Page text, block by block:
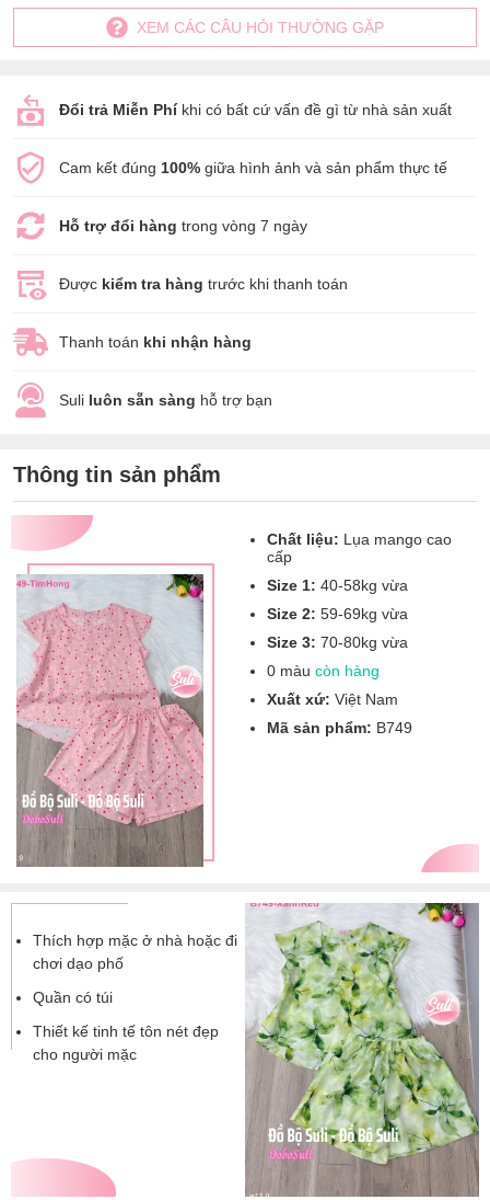
XEM CÁC CÂU HỎI THƯỜNG GẶP
Đổi trả Miễn Phíkhi có bất cứ vấn đề gì từ nhà sản xuất
Cam kết đúng 100% giữa hình ảnh và sản phẩm thực tế
Hỗ trợ đổi hàng trong vòng 7 ngày
Được kiểm tra hàng trước khi thanh toán
Thanh toán khi nhận hàng
Suli luôn sẵn sàng hỗ trợ bạn
Thông tin sản phẩm
Chất liệu: Lụa mango cao
cấp
Size 1: 40-58kg vừa
Size 2: 59-69kg vừa
Size 3: 70-80kg vừa
0 màu còn hàng
Xuất xứ: Việt Nam
Mã sản phẩm: B749
Thích hợp mặc ở nhà hoặc đi
chơi dạo phố
Quần có túi
Thiết kế tinh tế tôn nét đẹp
cho người mặc